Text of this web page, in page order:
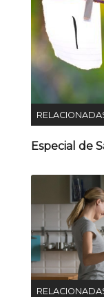
Especial de